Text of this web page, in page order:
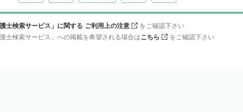
護士検索サービス」に関する ご利用上の注意
をご確認下さい
護士検索サービス」への掲載を希望される場合はこちら をご確認下さい